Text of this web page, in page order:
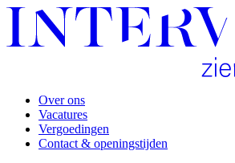
Over ons
Vacatures
Vergoedingen
Contact & openingstijden